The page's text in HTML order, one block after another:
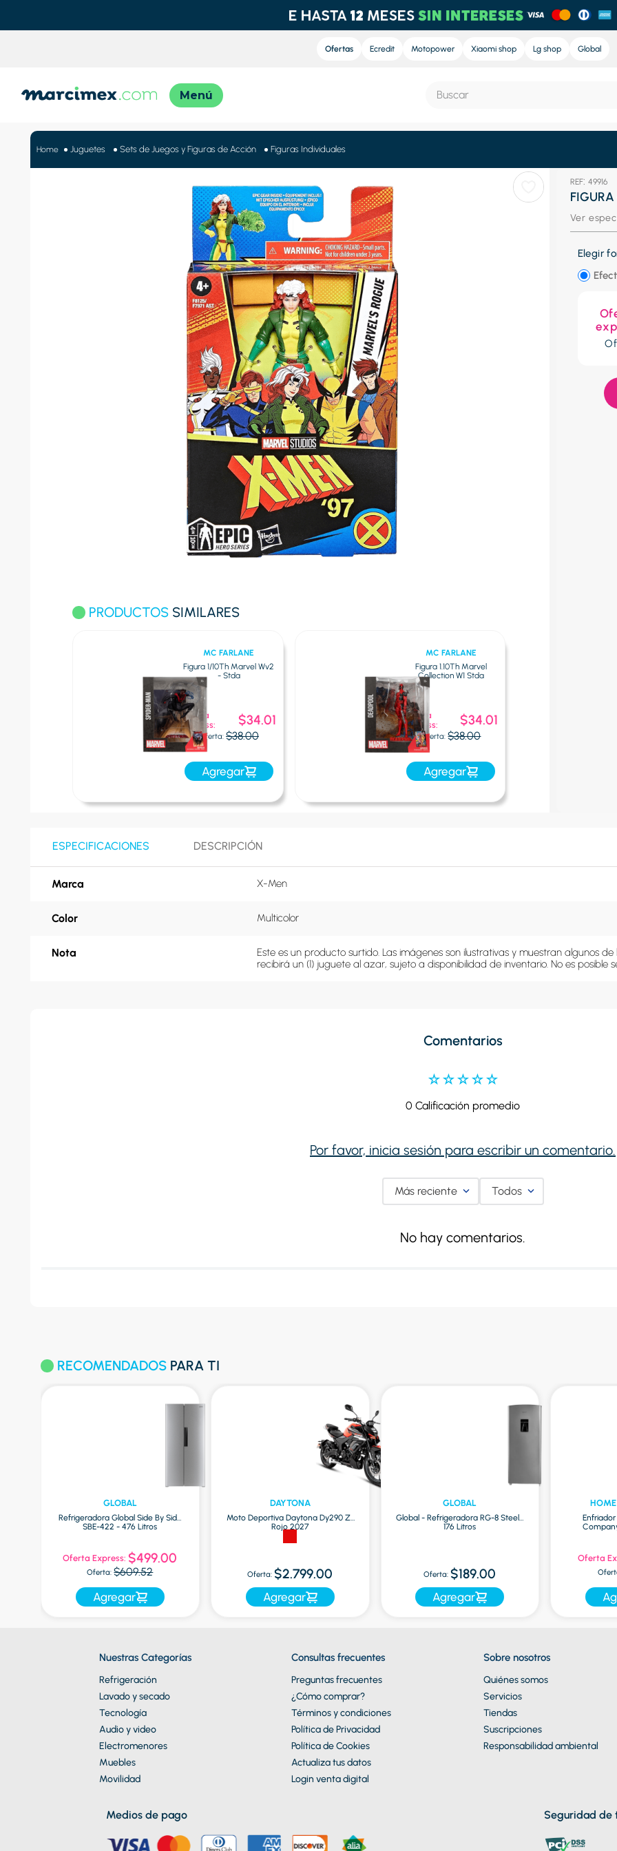
Ofertas Ecredit Motopower Xiaomi shop Lg shop Global
Juguetes Sets de Juegos y Figuras de Acción Figuras Individuales
PRODUCTOS SIMILARES
MC FARLANE
Figura 1/10Th Marvel Wv2
- Stda
Oferta: $38.00
Oferta
Express:
$34.01
Agregar
MC FARLANE
Figura 1.10Th Marvel
Collection W1 Stda
Oferta:$38.00
Oferta
Express:
$34.01
Agregar
: 49916
Ver
Elegir
ESPECIFICACIONES DESCRIPCIÓN
Marca X-Men
Color Multicolor
Nota
Este es un producto surtido. Las imágenes son ilustrativas y muestran algunos
recibirá un (1) juguete al azar, sujeto a disponibilidad de inventario. No es
Comentarios
☆☆☆☆☆
0 Calificación promedio
Por favor, inicia sesión para escribir un comentario.
Más reciente Todos
No hay comentarios.
RECOMENDADOS PARA TI
GLOBAL
Refrigeradora Global Side By Side
SBE-422 - 476 Litros
Oferta Express: $499.00
Oferta: $609.52
Agregar
DAYTONA
Moto Deportiva Daytona Dy290 Zr
Rojo 2027
Oferta: $2.799.00
Agregar
GLOBAL
Global - Refrigeradora RG-8 Steel |
176 Litros
Oferta: $189.00
Agregar
Oferta
Nuestras Categorías
Refrigeración
Lavado y secado
Tecnología
Audio y video
Electromenores
Muebles
Movilidad
Consultas frecuentes
Preguntas frecuentes
¿Cómo comprar?
Términos y condiciones
Política de Privacidad
Política de Cookies
Actualiza tus datos
Login venta digital
Sobre nosotros
Quiénes somos
Servicios
Tiendas
Suscripciones
Responsabilidad ambiental
Medios de pago Seguridad de
motos
2.
moto
3.
iphone
4
england sound
5.
england sound pro
6.
lavadora
refrigeradora
8.
celulares
9.
cocina
10
congelador